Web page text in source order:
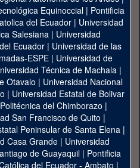
Equinoccial| Pontificia
del Ecuador | Universidad
Salesiana | Universidad
Ecuador | Universidad de las
ESPE | Universidad de
Técnica de Machala|
Otavalo | Universidad Nacional
| Universidad Estatal de Bolivar
del Chimborazo |
San Francisco de Quito |
Peninsular de Santa Elena|
Casa Grande | Universidad
de Guayaquil| Pontificia
del Ecuador - Ambato |